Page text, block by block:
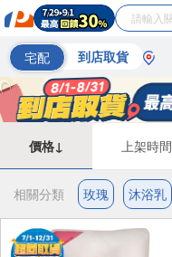
宅配 到店取貨
價格↓ 上架時間
相關分類 玫瑰 沐浴乳